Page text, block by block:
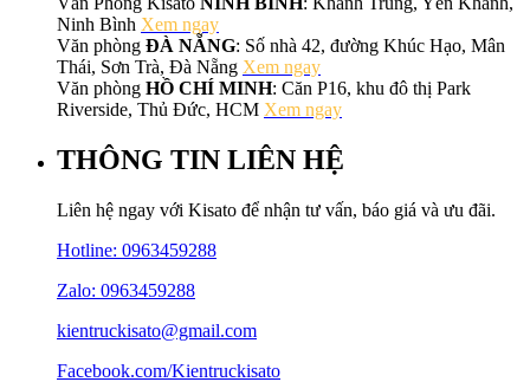
Ninh Bình Xem ngay
Văn phòng ĐÀ NẴNG: Số nhà 42, đường Khúc Hạo, Mân
Thái, Sơn Trà, Đà Nẵng Xem ngay
Văn phòng HỒ CHÍ MINH: Căn P16, khu đô thị Park
Riverside, Thủ Đức, HCM Xem ngay
THÔNG TIN LIÊN HỆ
Liên hệ ngay với Kisato để nhận tư vấn, báo giá và ưu đãi.
Hotline: 0963459288
Zalo: 0963459288
kientruckisato@gmail.com
Facebook.com/Kientruckisato